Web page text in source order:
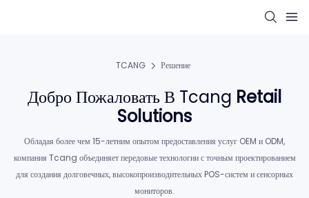
TCANG Решение
Добро Пожаловать В Tcang Retail
Solutions
Обладая более чем 15-летним опытом предоставления услуг OEM и ODM,
компания Tcang объединяет передовые технологии с точным проектированием
для создания долговечных, высокопроизводительных POS-систем и сенсорных
мониторов.